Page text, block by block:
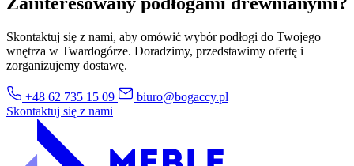
Skontaktuj się z nami, aby omówić wybór podłogi do Twojego
wnętrza w Twardogórze. Doradzimy, przedstawimy ofertę i
zorganizujemy dostawę.
+48 62 735 15 09
biuro@bogaccy.pl
Skontaktuj się z nami